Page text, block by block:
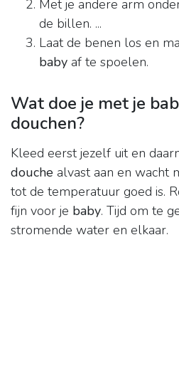
Met je andere arm
de billen. ...
Laat de benen los en
baby af te spoelen.
Wat doe je met je
douchen?
Kleed eerst jezelf uit en
douche alvast aan en wacht
tot de temperatuur goed is.
fijn voor je baby. Tijd om te
stromende water en elkaar.